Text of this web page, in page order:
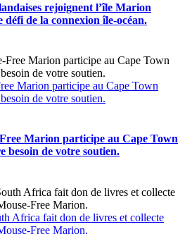
rejoignent l’île Marion
de la connexion île-océan.
Marion participe au Cape Town
de votre soutien.
Marion participe au Cape Town
besoin de votre soutien.
Africa fait don de livres et collecte
Free Marion.